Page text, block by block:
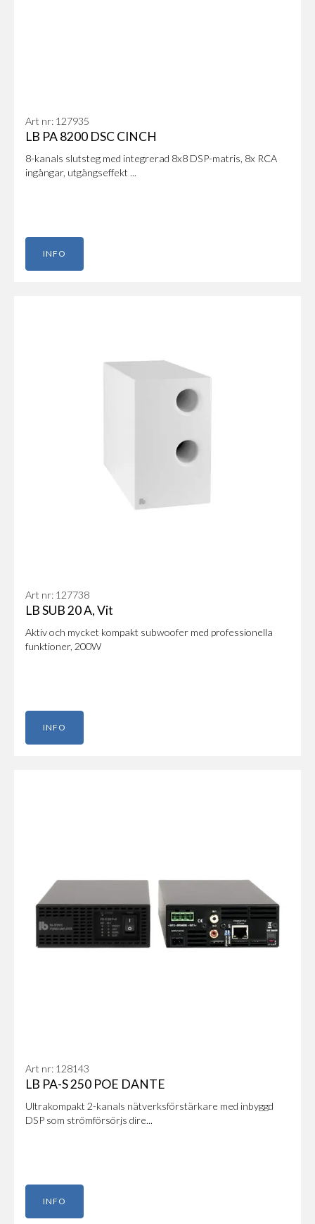
Art nr: 127935
LB PA 8200 DSC CINCH
8-kanals slutsteg med integrerad 8x8 DSP-matris, 8x RCA
ingångar, utgångseffekt ...
INFO
Art nr: 127738
LB SUB 20 A, Vit
Aktiv och mycket kompakt subwoofer med professionella
funktioner, 200W
INFO
Art nr: 128143
LB PA-S 250 POE DANTE
Ultrakompakt 2-kanals nätverksförstärkare med inbyggd
DSP som strömförsörjs dire...
INFO